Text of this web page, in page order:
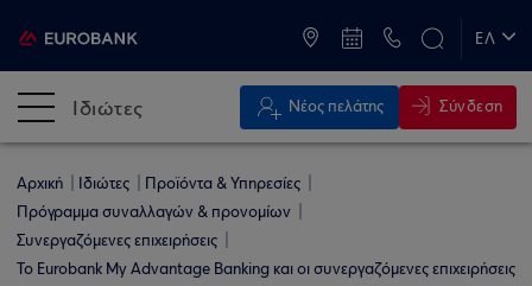
ΕΛ
Ιδιώτες Νέος πελάτης Σύνδεση
Αρχική Ιδιώτες
Προϊόντα & Υπηρεσίες
Πρόγραμμα συναλλαγών & προνομίων
Συνεργαζόμενες επιχειρήσεις
Το Eurobank My Advantage Banking και οι συνεργαζόμενες επιχειρήσεις